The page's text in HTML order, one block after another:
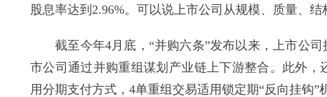
股息率达到2.96%。可以说上市公司从规模、质量、结
截至今年4月底，“并购六条”发布以来，上市公司
市公司通过并购重组谋划产业链上下游整合。此外
用分期支付方式，4单重组交易适用锁定期“反向挂钩